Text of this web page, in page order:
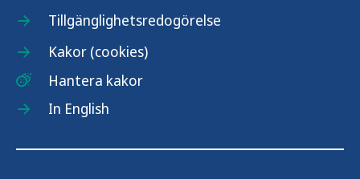
Tillgänglighetsredogörelse
Kakor (cookies)
Hantera kakor
In English